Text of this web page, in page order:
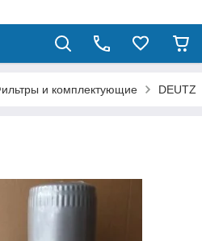
и комплектующие DEUTZ